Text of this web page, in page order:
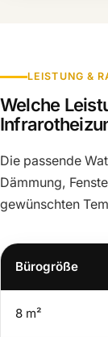
LEISTUNG &
Welche
Die passende
Dämmung,
gewünschten
Bürogröße
8 m²